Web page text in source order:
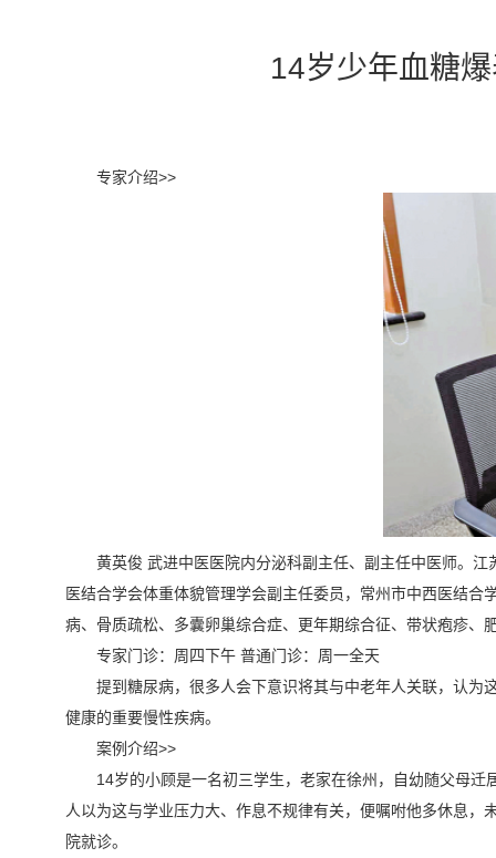
14岁少年血糖
专家介绍>>
黄英俊 武进中医医院内分泌科副主任、副主任中医师。
医结合学会体重体貌管理学会副主任委员，常州市中西医结
病、骨质疏松、多囊卵巢综合症、更年期综合征、带状疱疹、
专家门诊：周四下午 普通门诊：周一全天
提到糖尿病，很多人会下意识将其与中老年人关联，认
健康的重要慢性疾病。
案例介绍>>
14岁的小顾是一名初三学生，老家在徐州，自幼随父母
人以为这与学业压力大、作息不规律有关，便嘱咐他多休息
院就诊。